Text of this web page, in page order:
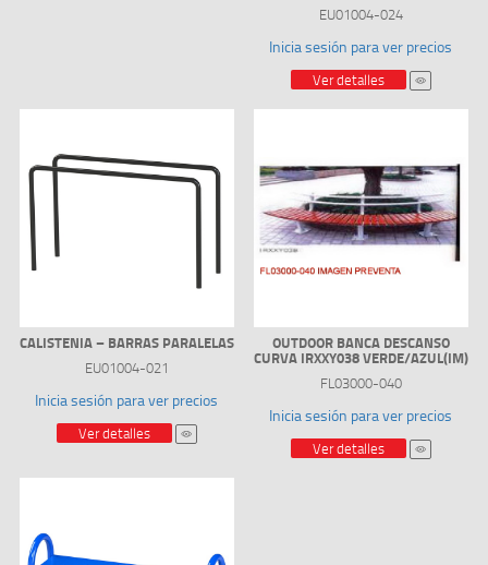
EU01004-024
Inicia sesión para ver precios
Ver detalles
CALISTENIA – BARRAS PARALELAS
EU01004-021
Inicia sesión para ver precios
Ver detalles
OUTDOOR BANCA DESCANSO
CURVA IRXXY038 VERDE/AZUL(IM)
FL03000-040
Inicia sesión para ver precios
Ver detalles